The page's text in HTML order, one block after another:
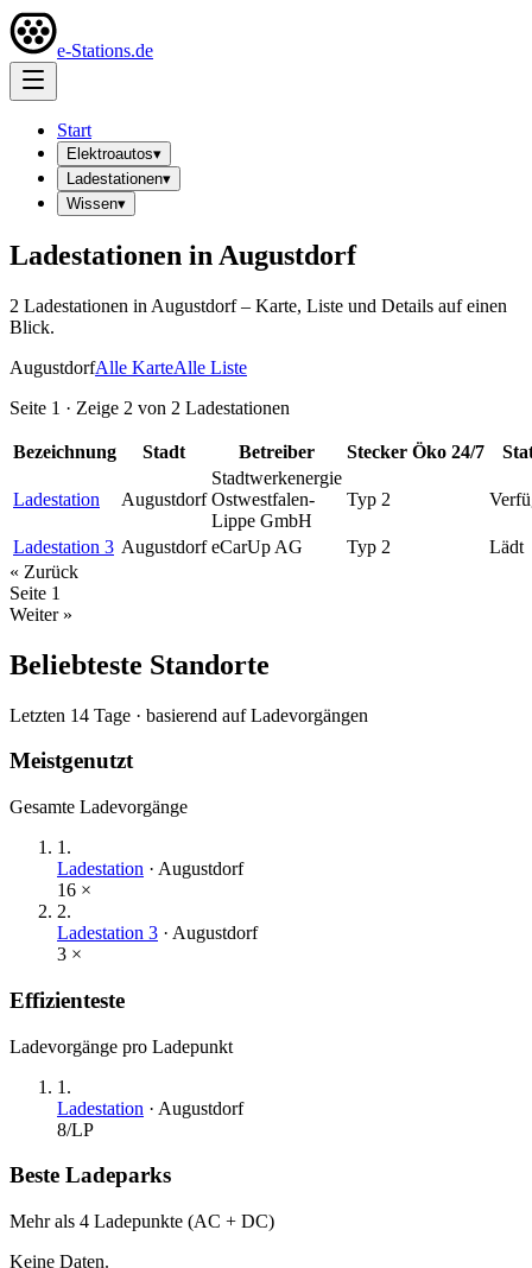
e-Stations.de
Start
Elektroautos▾
Ladestationen▾
Wissen▾
Ladestationen in Augustdorf
2 Ladestationen in Augustdorf– Karte, Liste und Details auf einen
Blick.
AugustdorfAlle KarteAlle Liste
Seite 1 · Zeige 2 von 2 Ladestationen
Bezeichnung Stadt Betreiber Stecker Öko 24/7
Ladestation Augustdorf
Stadtwerkenergie
Ostwestfalen-
Lippe GmbH
Typ 2
Ladestation 3 Augustdorf eCarUp AG Typ 2
Lädt
« Zurück
Seite 1
Weiter »
Beliebteste Standorte
Letzten 14 Tage · basierend auf Ladevorgängen
Meistgenutzt
Gesamte Ladevorgänge
1 .
Ladestation · Augustdorf
16 ×
2.
Ladestation 3 · Augustdorf
3 ×
Effizienteste
Ladevorgänge pro Ladepunkt
1 .
Ladestation · Augustdorf
8/LP
Beste Ladeparks
Mehr als 4 Ladepunkte (AC + DC)
Keine Daten.